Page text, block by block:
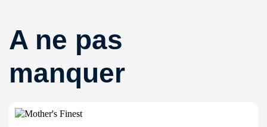
A ne pas
manquer